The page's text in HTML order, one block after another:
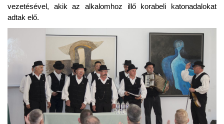
vezetésével, akik az alkalomhoz illő korabeli katonadalokat
adtak elő.